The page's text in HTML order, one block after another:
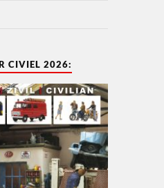
CIVIEL 2026: